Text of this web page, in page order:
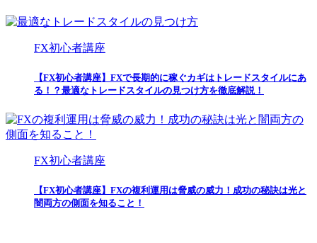
FX初心者講座
【FX初心者講座】FXで長期的に稼ぐカギはトレードスタイルにあ
る！？最適なトレードスタイルの見つけ方を徹底解説！
FX初心者講座
【FX初心者講座】FXの複利運用は脅威の威力！成功の秘訣は光と
闇両方の側面を知ること！